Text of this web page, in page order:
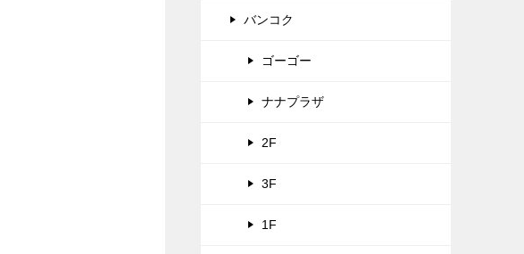
バンコク
ゴーゴー
ナナプラザ
2F
3F
1F